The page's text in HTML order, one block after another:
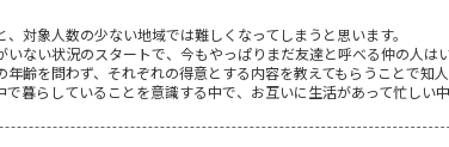
対象人数の少ない地域では難しくなってしまうと思います。
ない状況のスタートで、今もやっぱりまだ友達と呼べる仲の人は
を問わず、それぞれの得意とする内容を教えてもらうことで知
暮らしていることを意識する中で、お互いに生活があって忙しい